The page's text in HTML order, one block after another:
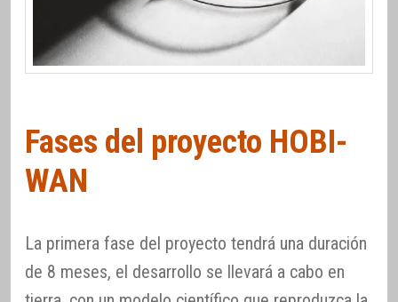
Fases del proyecto HOBI-
WAN
La primera fase del proyecto tendrá una duración
de 8 meses, el desarrollo se llevará a cabo en